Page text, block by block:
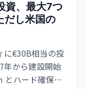
資、最大7つ
し米国の
に€30B相当の投
年から建設開始
とハード確保で